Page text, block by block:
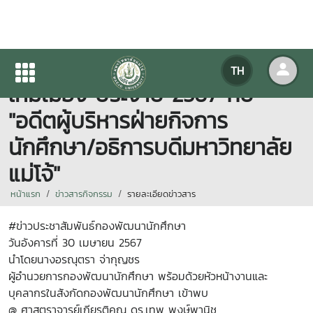
TH
ขอพรเนื่องในโอกาสประเพณีปี๋
ใหม่เมือง ประจำปี 2567 กับ
"อดีตผู้บริหารฝ่ายกิจการ
นักศึกษา/อธิการบดีมหาวิทยาลัย
แม่โจ้"
หน้าแรก ข่าวสารกิจกรรม รายละเอียดข่าวสาร
#ข่าวประชาสัมพันธ์กองพัฒนานักศึกษา
วันอังคารที่ 30 เมษายน 2567
นำโดยนางอรณุตรา จ่ากุญชร
ผู้อำนวยการกองพัฒนานักศึกษา พร้อมด้วยหัวหน้างานและ
บุคลากรในสังกัดกองพัฒนานักศึกษา เข้าพบ
@ ศาสตราจารย์เกียรติคุณ ดร.เทพ พงษ์พานิช